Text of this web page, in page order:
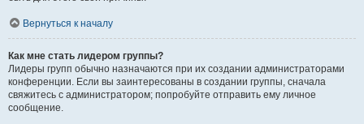
Вернуться к началу
Как мне стать лидером группы?
Лидеры групп обычно назначаются при их создании администраторами
конференции. Если вы заинтересованы в создании группы, сначала
свяжитесь с администратором; попробуйте отправить ему личное
сообщение.